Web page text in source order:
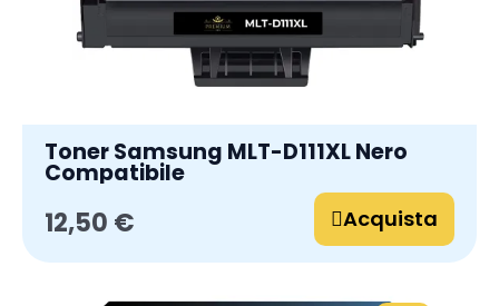
Toner Samsung MLT-D111XL Nero
Compatibile
12,50 € Acquista